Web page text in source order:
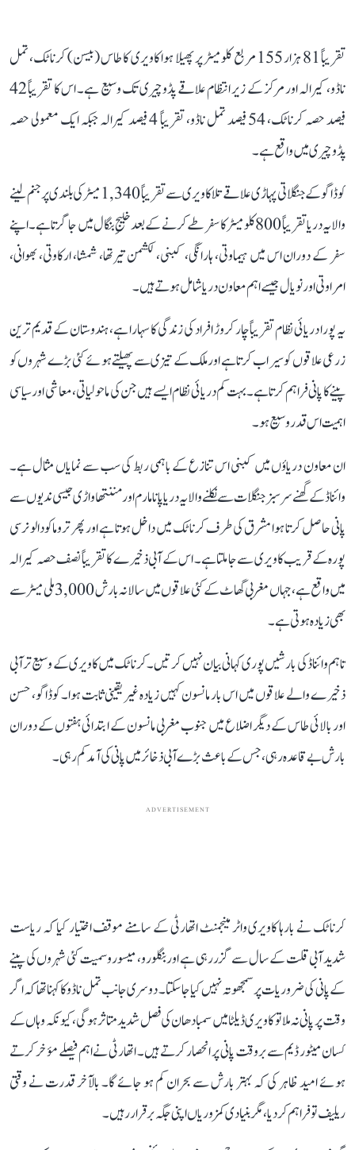
تقریباً 81 ہزار 155 مربع کلومیٹر پر پھیلا ہوا کاویری کا طاس (بیسن) کرناٹک، تمل
ناڈو، کیرالہ اور مرکز کے زیر انتظام علاقے پڈوچیری تک وسیع ہے۔ اس کا تقریباً 42
فیصد حصہ کرناٹک، 54 فیصد تمل ناڈو، تقریباً 4 فیصد کیرالہ جبکہ ایک معمولی حصہ
پڈوچیری میں واقع ہے۔
کوڈاگو کے جنگلاتی پہاڑی علاقے تلاکاویری سے تقریباً 1,340 میٹر کی بلندی پر جنم لینے
والا یہ دریا تقریباً 800 کلومیٹر کا سفر طے کرنے کے بعد خلیجِ بنگال میں جا گرتا ہے۔ اپنے
سفر کے دوران اس میں ہیماوتی، ہارانگی، کبنی، لکشمن تیرتھا، شمشا، ارکاوتی، بھوانی،
امراوتی اور نویال جیسے اہم معاون دریا شامل ہوتے ہیں۔
یہ پورا دریائی نظام تقریباً چار کروڑ افراد کی زندگی کا سہارا ہے، ہندوستان کے قدیم ترین
زرعی علاقوں کو سیراب کرتا ہے اور ملک کے تیزی سے پھیلتے ہوئے کئی بڑے شہروں کو
پینے کا پانی فراہم کرتا ہے۔ بہت کم دریائی نظام ایسے ہیں جن کی ماحولیاتی، معاشی اور سیاسی
اہمیت اس قدر وسیع ہو۔
ان معاون دریاؤں میں کبنی اس تنازع کے باہمی ربط کی سب سے نمایاں مثال ہے۔
وائناڈ کے گھنے سرسبز جنگلات سے نکلنے والا یہ دریا پانامارم اور مننتھاواڑی جیسی ندیوں سے
پانی حاصل کرتا ہوا مشرق کی طرف کرناٹک میں داخل ہوتا ہے اور پھر تروماکودالو نرسی
پورہ کے قریب کاویری سے جا ملتا ہے۔ اس کے آبی ذخیرے کا تقریباً نصف حصہ کیرالہ
میں واقع ہے، جہاں مغربی گھاٹ کے کئی علاقوں میں سالانہ بارش 3,000 ملی میٹر سے
بھی زیادہ ہوتی ہے۔
تاہم وائناڈ کی بارشیں پوری کہانی بیان نہیں کرتیں۔ کرناٹک میں کاویری کے وسیع تر آبی
ذخیرے والے علاقوں میں اس بار مانسون کہیں زیادہ غیر یقینی ثابت ہوا۔ کوڈاگو، حسن
اور بالائی طاس کے دیگر اضلاع میں جنوب مغربی مانسون کے ابتدائی ہفتوں کے دوران
بارش بے قاعدہ رہی، جس کے باعث بڑے آبی ذخائر میں پانی کی آمد کم رہی۔
ADVERTISEMENT
کرناٹک نے بارہا کاویری واٹر مینجمنٹ اتھارٹی کے سامنے موقف اختیار کیا کہ ریاست
شدید آبی قلت کے سال سے گزر رہی ہے اور بنگلورو، میسورو سمیت کئی شہروں کی پینے
کے پانی کی ضروریات پر سمجھوتہ نہیں کیا جا سکتا۔ دوسری جانب تمل ناڈو کا کہنا تھا کہ اگر
وقت پر پانی نہ ملا تو کاویری ڈیلٹا میں سمبا دھان کی فصل شدید متاثر ہوگی، کیونکہ وہاں کے
کسان میٹور ڈیم سے بروقت پانی پر انحصار کرتے ہیں۔ اتھارٹی نے اہم فیصلے مؤخر کرتے
ہوئے امید ظاہر کی کہ بہتر بارش سے بحران کم ہو جائے گا۔ بالآخر قدرت نے وقتی
ریلیف تو فراہم کر دیا، مگر بنیادی کمزوریاں اپنی جگہ برقرار رہیں۔